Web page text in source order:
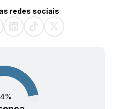
redes sociais
%